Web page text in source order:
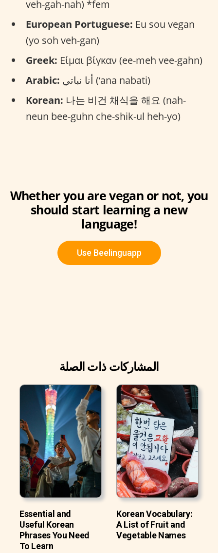
veh-gah-nah) *fem
European Portuguese: Eu sou vegan
(yo soh veh-gan)
Greek: Είμαι βίγκαν (ee-meh vee-gahn)
Arabic:
أنا نباتي (‘ana nabati)
Korean: 나는 비건 채식을 해요 (nah-
neun bee-guhn che-shik-ul heh-yo)
Whether you are vegan or not, you
should start learning a new
language!
Use Beelinguapp
المشاركات ذات الصلة
Essential and
Useful Korean
Phrases You Need
To Learn
Korean Vocabulary:
A List of Fruit and
Vegetable Names